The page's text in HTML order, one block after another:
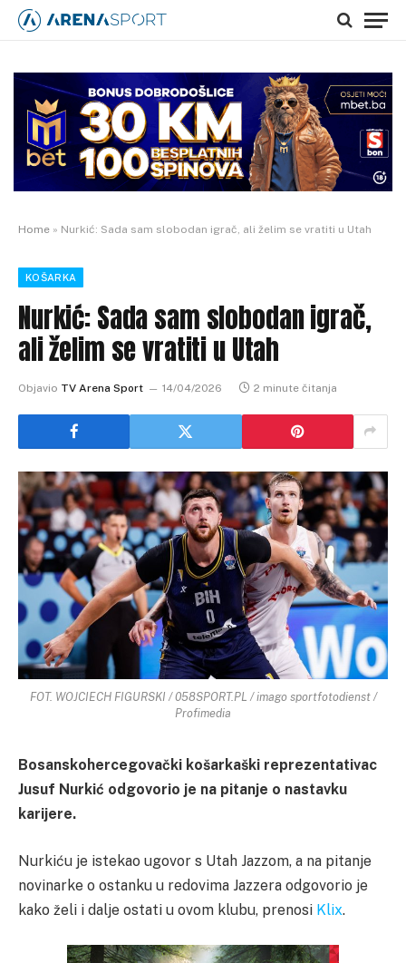
Home » Nurkić: Sada sam slobodan igrač, ali želim se vratiti u Utah
KOŠARKA
Nurkić: Sada sam slobodan igrač,
ali želim se vratiti u Utah
Objavio TV Arena Sport 14/04/2026 2 minute čitanja
FOT. WOJCIECH FIGURSKI / 058SPORT.PL / imago sportfotodienst /
Profimedia
Bosanskohercegovački košarkaški reprezentativac
Jusuf Nurkić odgovorio je na pitanje o nastavku
karijere.
Nurkiću je istekao ugovor s Utah Jazzom, a na pitanje
novinarke o ostanku u redovima Jazzera odgovorio je
kako želi i dalje ostati u ovom klubu, prenosi Klix.